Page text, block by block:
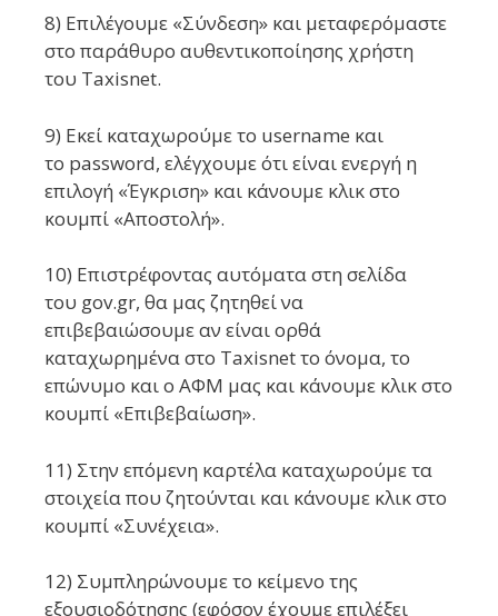
8) Επιλέγουμε «Σύνδεση» και μεταφερόμαστε
στο παράθυρο αυθεντικοποίησης χρήστη
του Taxisnet.
9) Εκεί καταχωρούμε το username και
το password, ελέγχουμε ότι είναι ενεργή η
επιλογή «Έγκριση» και κάνουμε κλικ στο
κουμπί «Αποστολή».
10) Επιστρέφοντας αυτόματα στη σελίδα
του gov.gr, θα μας ζητηθεί να
επιβεβαιώσουμε αν είναι ορθά
καταχωρημένα στο Taxisnet το όνομα, το
επώνυμο και ο ΑΦΜ μας και κάνουμε κλικ στο
κουμπί «Επιβεβαίωση».
11) Στην επόμενη καρτέλα καταχωρούμε τα
στοιχεία που ζητούνται και κάνουμε κλικ στο
κουμπί «Συνέχεια».
12) Συμπληρώνουμε το κείμενο της
εξουσιοδότησης (εφόσον έχουμε επιλέξει